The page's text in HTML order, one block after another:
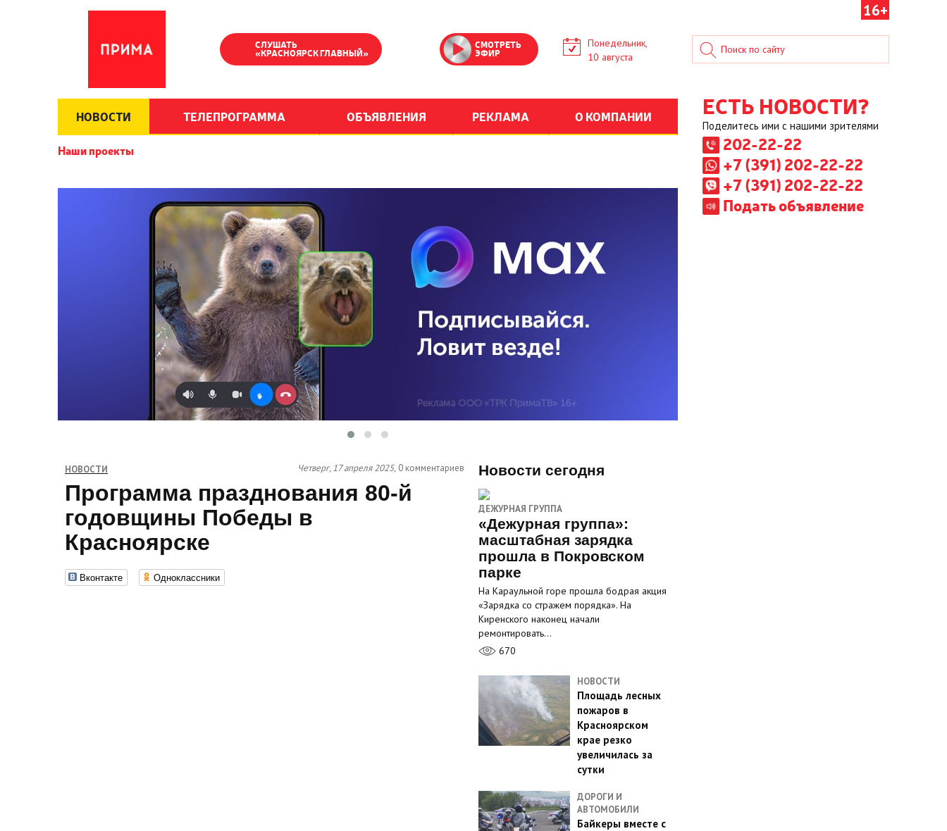
16+
СЛУШАТЬ
«КРАСНОЯРСК ГЛАВНЫЙ»
СМОТРЕТЬ
ЭФИР
Понедельник,
10 августа
НОВОСТИ ТЕЛЕПРОГРАММА ОБЪЯВЛЕНИЯ РЕКЛАМА О КОМПАНИИ
Наши проекты
ЕСТЬ НОВОСТИ?
Поделитесь ими с нашими зрителями
202-22-22
+7 (391) 202-22-22
+7 (391) 202-22-22
Подать объявление
НОВОСТИ Четверг, 17 апреля 2025, 0 комментариев
Программа празднования 80-й
годовщины Победы в
Красноярске
Вконтакте Одноклассники
Новости сегодня
ДЕЖУРНАЯ ГРУППА
«Дежурная группа»:
масштабная зарядка
прошла в Покровском
парке
На Караульной горе прошла бодрая акция
«Зарядка со стражем порядка». На
Киренского наконец начали
ремонтировать…
670
НОВОСТИ
Площадь лесных
пожаров в
Красноярском
крае резко
увеличилась за
сутки
ДОРОГИ И
АВТОМОБИЛИ
Байкеры вместе с